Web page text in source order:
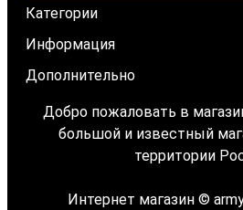
Категории
Информация
Дополнительно
Добро пожаловать в
большой и известный
территории
Интернет магазин ©